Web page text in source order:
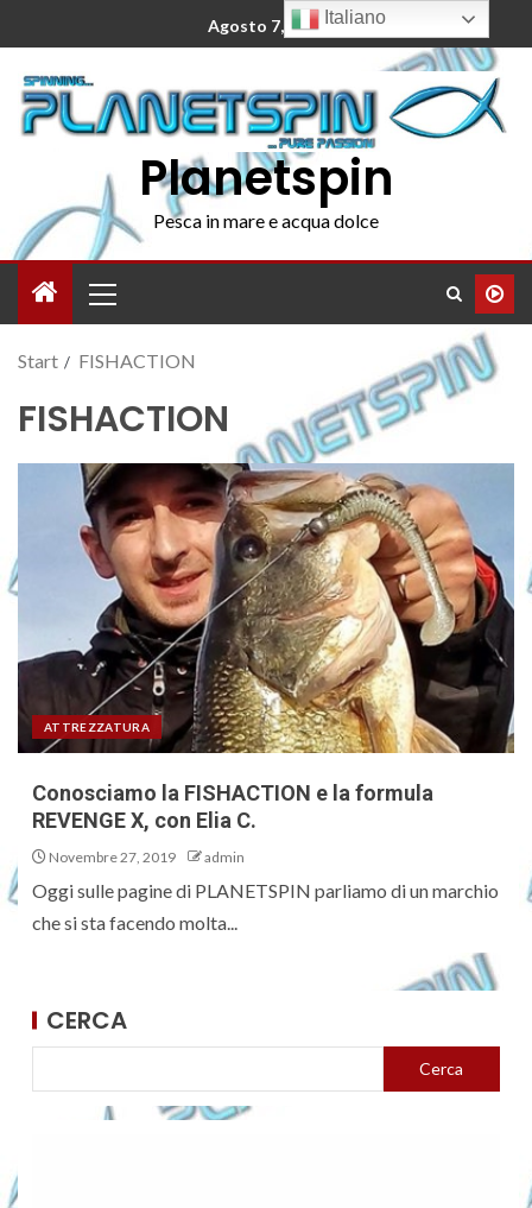
Agosto 7, 2026
Planetspin
Pesca in mare e acqua dolce
Start FISHACTION
FISHACTION
ATTREZZATURA
Conosciamo la FISHACTION e la formula
REVENGE X, con Elia C.
Novembre 27, 2019 admin
Oggi sulle pagine di PLANETSPIN parliamo di un marchio
che si sta facendo molta...
CERCA
Cerca
Italiano